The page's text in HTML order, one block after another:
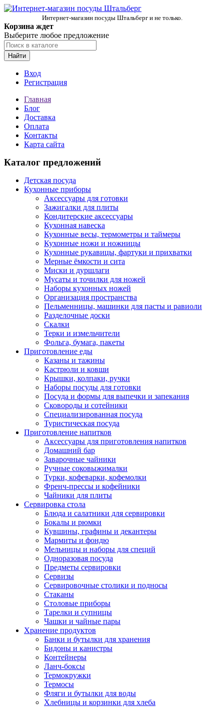
Интернет-магазин посуды Штальберг и не только.
Корзина ждет
Выберите любое предложение
Найти
Вход
Регистрация
Главная
Блог
Доставка
Оплата
Контакты
Карта сайта
Каталог предложений
Детская посуда
Кухонные приборы
Аксессуары для готовки
Зажигалки для плиты
Кондитерские аксессуары
Кухонная навеска
Кухонные весы, термометры и таймеры
Кухонные ножи и ножницы
Кухонные рукавицы, фартуки и прихватки
Мерные ёмкости и сита
Миски и дуршлаги
Мусаты и точилки для ножей
Наборы кухонных ножей
Организация пространства
Пельменницы, машинки для пасты и равиоли
Разделочные доски
Скалки
Терки и измельчители
Фольга, бумага, пакеты
Приготовление еды
Казаны и тажины
Кастрюли и ковши
Крышки, колпаки, ручки
Наборы посуды для готовки
Посуда и формы для выпечки и запекания
Сковороды и сотейники
Специализированная посуда
Туристическая посуда
Приготовление напитков
Аксессуары для приготовления напитков
Домашний бар
Заварочные чайники
Ручные соковыжималки
Турки, кофеварки, кофемолки
Френч-прессы и кофейники
Чайники для плиты
Сервировка стола
Блюда и салатники для сервировки
Бокалы и рюмки
Кувшины, графины и декантеры
Мармиты и фондю
Мельницы и наборы для специй
Одноразовая посуда
Предметы сервировки
Сервизы
Сервировочные столики и подносы
Стаканы
Столовые приборы
Тарелки и супницы
Чашки и чайные пары
Хранение продуктов
Банки и бутылки для хранения
Бидоны и канистры
Контейнеры
Ланч-боксы
Термокружки
Термосы
Фляги и бутылки для воды
Хлебницы и корзинки для хлеба